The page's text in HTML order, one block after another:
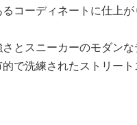
コーディネートに仕上が
とスニーカーのモダン
で洗練されたストリー